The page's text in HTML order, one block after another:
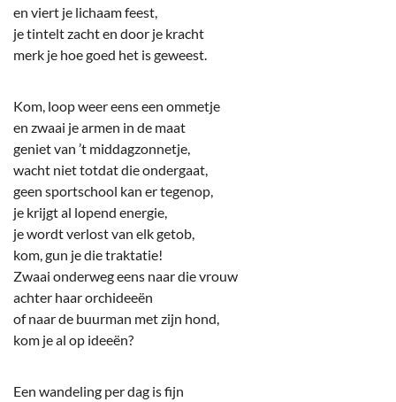
en viert je lichaam feest,
je tintelt zacht en door je kracht
merk je hoe goed het is geweest.
Kom, loop weer eens een ommetje
en zwaai je armen in de maat
geniet van ’t middagzonnetje,
wacht niet totdat die ondergaat,
geen sportschool kan er tegenop,
je krijgt al lopend energie,
je wordt verlost van elk getob,
kom, gun je die traktatie!
Zwaai onderweg eens naar die vrouw
achter haar orchideeën
of naar de buurman met zijn hond,
kom je al op ideeën?
Een wandeling per dag is fijn